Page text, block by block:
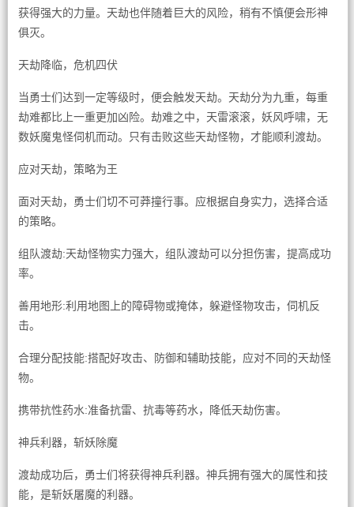
获得强大的力量。天劫也伴随着巨大的风险，稍有不慎便会形神
俱灭。
天劫降临，危机四伏
当勇士们达到一定等级时，便会触发天劫。天劫分为九重，每重
劫难都比上一重更加凶险。劫难之中，天雷滚滚，妖风呼啸，无
数妖魔鬼怪伺机而动。只有击败这些天劫怪物，才能顺利渡劫。
应对天劫，策略为王
面对天劫，勇士们切不可莽撞行事。应根据自身实力，选择合适
的策略。
组队渡劫:天劫怪物实力强大，组队渡劫可以分担伤害，提高成功
率。
善用地形:利用地图上的障碍物或掩体，躲避怪物攻击，伺机反
击。
合理分配技能:搭配好攻击、防御和辅助技能，应对不同的天劫怪
物。
携带抗性药水:准备抗雷、抗毒等药水，降低天劫伤害。
神兵利器，斩妖除魔
渡劫成功后，勇士们将获得神兵利器。神兵拥有强大的属性和技
能，是斩妖屠魔的利器。